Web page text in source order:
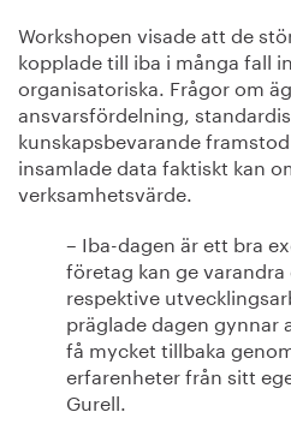
Workshopen visade att de
kopplade till iba i många fall
organisatoriska. Frågor om
ansvarsfördelning,
kunskapsbevarande
insamlade data faktiskt kan
verksamhetsvärde.
– Iba-dagen är ett bra
företag kan ge
respektive
präglade dagen gynnar
få mycket tillbaka
erfarenheter från sitt
Gurell.